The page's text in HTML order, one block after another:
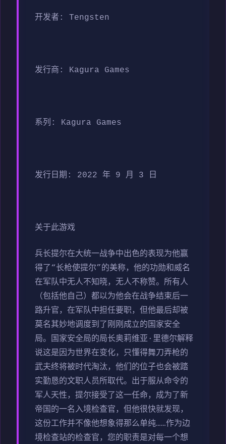
开发者: Tengsten
发行商: Kagura Games
系列: Kagura Games
发行日期: 2022 年 9 月 3 日
关于此游戏
兵长提尔在大统一战争中出色的表现为他赢
得了“长枪使提尔”的美称，他的功勋和威名
在军队中无人不知晓，无人不称赞。所有人
（包括他自己）都以为他会在战争结束后一
路升官，在军队中担任要职，但他最后却被
莫名其妙地调度到了刚刚成立的国家安全
局。国家安全局的局长奥莉维亚·里德尔解释
说这是因为世界在变化，只懂得舞刀弄枪的
武夫终将被时代淘汰，他们的位子也会被踏
实勤恳的文职人员所取代。出于服从命令的
军人天性，提尔接受了这一任命，成为了新
帝国的一名入境检查官，但他很快就发现，
这份工作并不像他想象得那么单纯……作为边
境检查站的检查官，您的职责是对每一个想